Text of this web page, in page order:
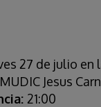
27 de julio
Jesus
21:00